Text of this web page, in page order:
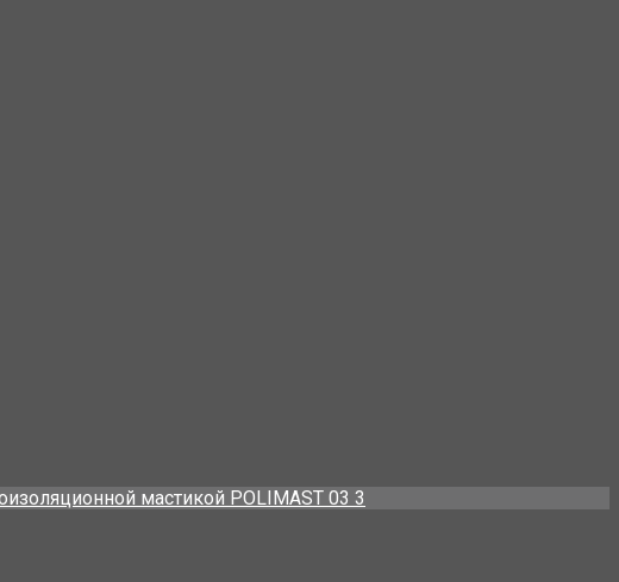
мастикой POLIMAST 03 3